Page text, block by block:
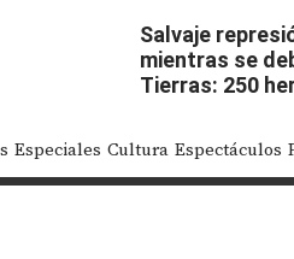
Salvaje
mientras se
Tierras: 250
Especiales Cultura Espectáculos